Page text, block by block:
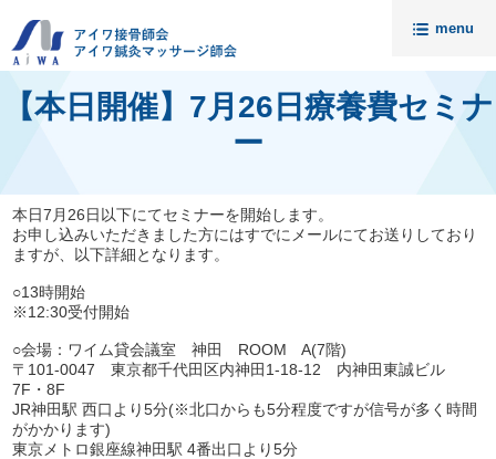
menu
トップ
ニュース
請求代行・開業支援
セミナー
入会案内
無料相談
会員様の声 接骨院売却相談
アイワ鍼灸マッサージ師会 資料請求・お問い合わせ
【本日開催】7月26日療養費セミナ
ー
本日7月26日以下にてセミナーを開始します。
お申し込みいただきました方にはすでにメールにてお送りしており
ますが、以下詳細となります。
○13時開始
※12:30受付開始
○会場：ワイム貸会議室 神田 ROOM A(7階)
〒101-0047 東京都千代田区内神田1-18-12 内神田東誠ビル
7F・8F
JR神田駅 西口より5分(※北口からも5分程度ですが信号が多く時間
がかかります)
東京メトロ銀座線神田駅 4番出口より5分